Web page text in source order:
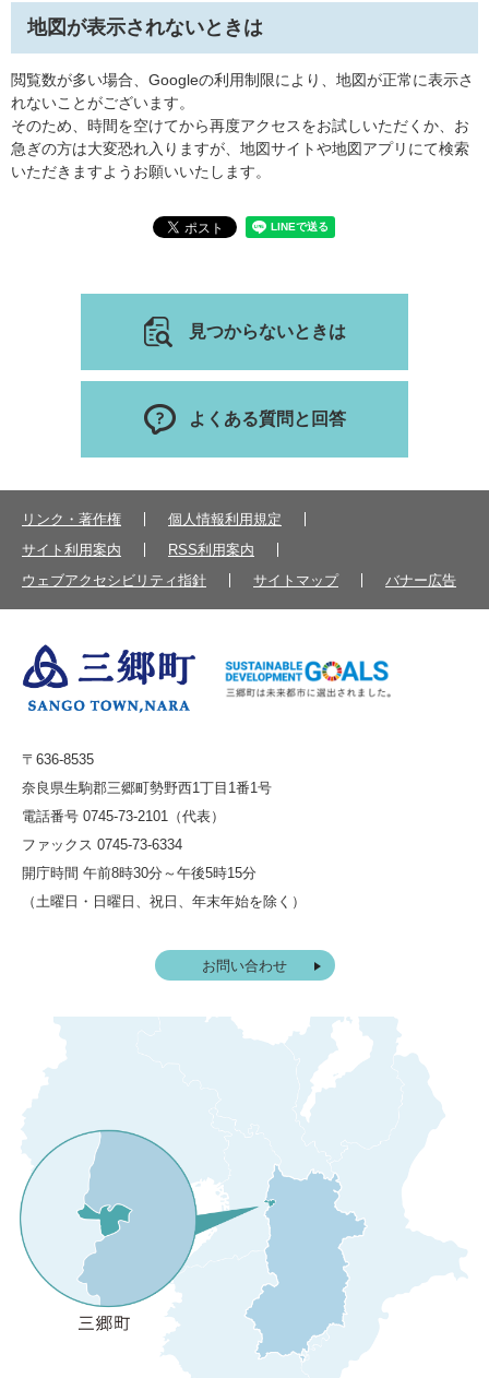
地図が表示されないときは
閲覧数が多い場合、Googleの利用制限により、地図が正常に表示さ
れないことがございます。
そのため、時間を空けてから再度アクセスをお試しいただくか、お
急ぎの方は大変恐れ入りますが、地図サイトや地図アプリにて検索
いただきますようお願いいたします。
見つからないときは
よくある質問と回答
リンク・著作権
個人情報利用規定
サイト利用案内
RSS利用案内
ウェブアクセシビリティ指針
サイトマップ バナー広告
〒636-8535
奈良県生駒郡三郷町勢野西1丁目1番1号
電話番号 0745-73-2101（代表）
ファックス 0745-73-6334
開庁時間 午前8時30分～午後5時15分
（土曜日・日曜日、祝日、年末年始を除く）
お問い合わせ